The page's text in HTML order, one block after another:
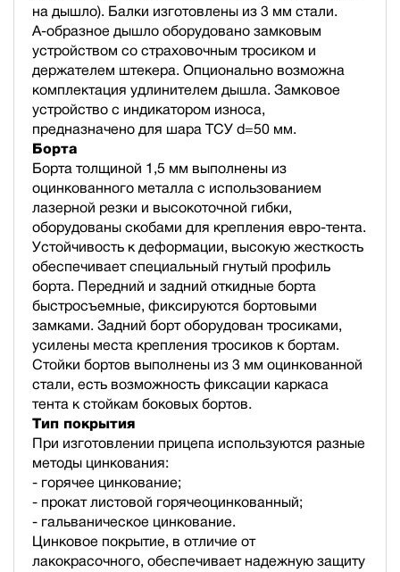
на дышло). Балки изготовлены из 3 мм стали.
А-образное дышло оборудовано замковым
устройством со страховочным тросиком и
держателем штекера. Опционально возможна
комплектация удлинителем дышла. Замковое
устройство с индикатором износа,
предназначено для шара ТСУ d=50 мм.
Борта
Борта толщиной 1,5 мм выполнены из
оцинкованного металла с использованием
лазерной резки и высокоточной гибки,
оборудованы скобами для крепления евро-тента.
Устойчивость к деформации, высокую жесткость
обеспечивает специальный гнутый профиль
борта. Передний и задний откидные борта
быстросъемные, фиксируются бортовыми
замками. Задний борт оборудован тросиками,
усилены места крепления тросиков к бортам.
Стойки бортов выполнены из 3 мм оцинкованной
стали, есть возможность фиксации каркаса
тента к стойкам боковых бортов.
Тип покрытия
При изготовлении прицепа используются разные
методы цинкования:
- горячее цинкование;
- прокат листовой горячеоцинкованный;
- гальваническое цинкование.
Цинковое покрытие, в отличие от
лакокрасочного, обеспечивает надежную защиту